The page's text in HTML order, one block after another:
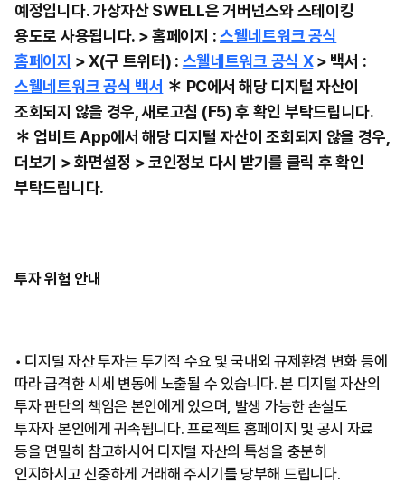
예정입니다. 가상자산 SWELL은 거버넌스와 스테이킹
용도로 사용됩니다. > 홈페이지 :스웰네트워크 공식
홈페이지 > X(구 트위터) : 스웰네트워크 공식 X> 백서 :
스웰네트워크 공식 백서 ✽ PC에서 해당 디지털 자산이
조회되지 않을 경우, 새로고침 (F5) 후 확인 부탁드립니다.
✽ 업비트 App에서 해당 디지털 자산이 조회되지 않을 경우,
더보기 > 화면설정 > 코인정보 다시 받기를 클릭 후 확인
부탁드립니다.
투자 위험 안내
• 디지털 자산 투자는 투기적 수요 및 국내외 규제환경 변화 등에
따라 급격한 시세 변동에 노출될 수 있습니다. 본 디지털 자산의
투자 판단의 책임은 본인에게 있으며, 발생 가능한 손실도
투자자 본인에게 귀속됩니다. 프로젝트 홈페이지 및 공시 자료
등을 면밀히 참고하시어 디지털 자산의 특성을 충분히
인지하시고 신중하게 거래해 주시기를 당부해 드립니다.